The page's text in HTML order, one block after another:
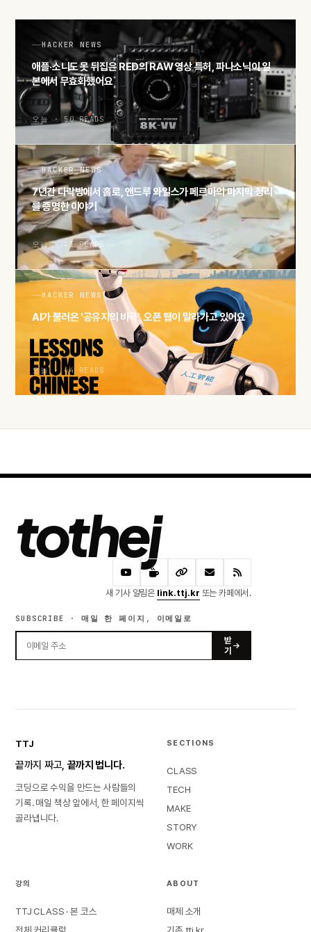
HACKER NEWS
애플·소니도 못 뒤집은 RED의 RAW 영상 특허, 파나소닉이 일
본에서 무효화했어요
오늘 · 50 READS
HACKER NEWS
7년간 다락방에서 홀로, 앤드루 와일스가 페르마의 마지막 정리
를 증명한 이야기
오늘 · 41 READS
HACKER NEWS
AI가 불러온 '공유지의 비극', 오픈 웹이 말라가고 있어요
오늘 · 44 READS
tothej
새 기사 알림은 link.ttj.kr 또는 카페에서.
SUBSCRIBE · 매일 한 페이지, 이메일로
받
기
TTJ
끝까지 짜고, 끝까지 법니다.
코딩으로 수익을 만드는 사람들의
기록. 매일 책상 앞에서, 한 페이지씩
골라냅니다.
SECTIONS
CLASS
TECH
MAKE
STORY
WORK
강의
TTJ CLASS · 본 코스
ABOUT
매체 소개